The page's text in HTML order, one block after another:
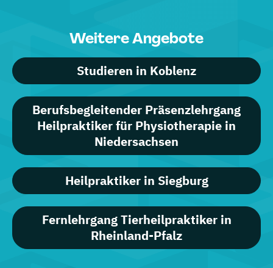
Weitere Angebote
Studieren in Koblenz
Berufsbegleitender Präsenzlehrgang
Heilpraktiker für Physiotherapie in
Niedersachsen
Heilpraktiker in Siegburg
Fernlehrgang Tierheilpraktiker in
Rheinland-Pfalz